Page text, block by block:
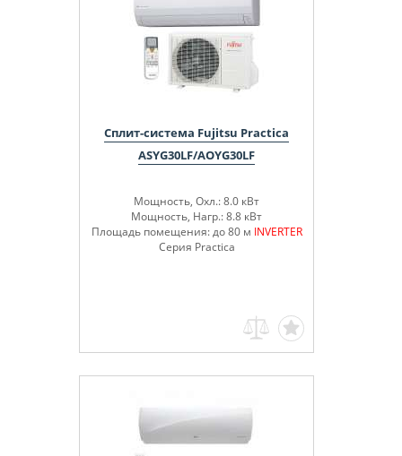
Сплит-система Fujitsu Practica
ASYG30LF/AOYG30LF
Мощность, Охл.: 8.0 кВт
Мощность, Нагр.: 8.8 кВт
Площадь помещения: до 80 м INVERTER
Серия Practica